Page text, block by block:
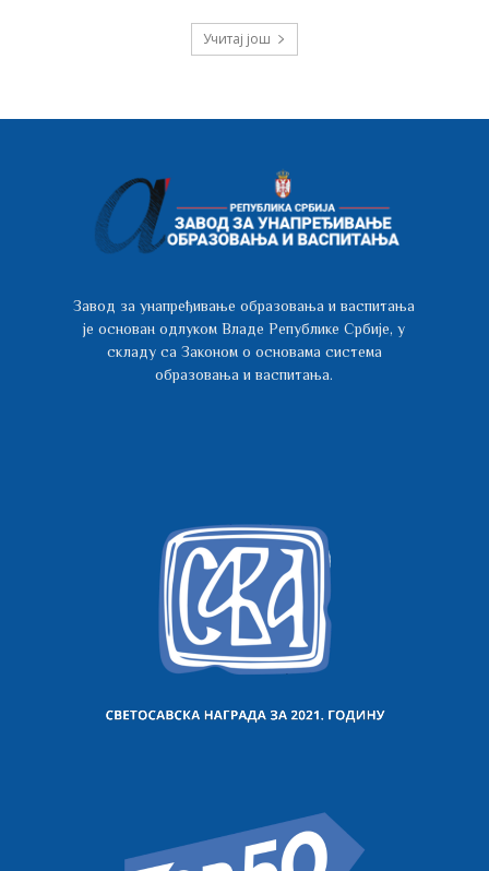
Учитај још
Завод за унапређивање образовања и васпитања
је основан одлуком Владе Републике Србије, у
складу са Законом о основама система
образовања и васпитања.